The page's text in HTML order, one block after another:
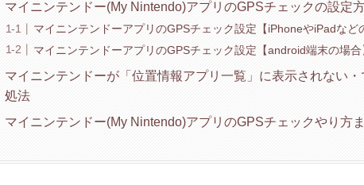
マイニンテンドー(My Nintendo)アプリのGPSチェックの設定
マイニンテンドーアプリのGPSチェック設定【iPhoneやiPadなど
マイニンテンドーアプリのGPSチェック設定【android端末の場合
マイニンテンドーが「位置情報アプリ一覧」に表示されない
処法
マイニンテンドー(My Nintendo)アプリのGPSチェックやり方